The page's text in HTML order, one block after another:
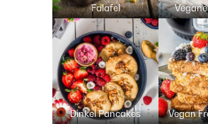
Falafel
Dinkel Pancakes Vegan